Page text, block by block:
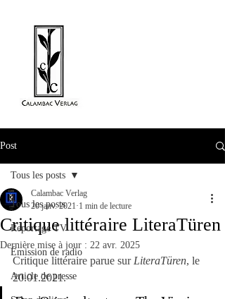
Post
Tous les posts
Reportage TV
Émission de radio
Article de presse
Tous les posts
Critique littéraire LiteraTüren
Calambac Verlag
20 janv. 2021 1 min de lecture
Dernière mise à jour : 22 avr. 2025
Critique littéraire parue sur LiteraTüren, le
20.01.2021.